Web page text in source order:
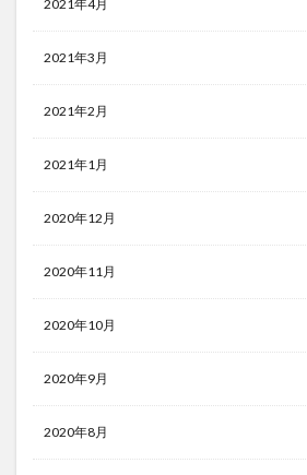
2021年4月
2021年3月
2021年2月
2021年1月
2020年12月
2020年11月
2020年10月
2020年9月
2020年8月